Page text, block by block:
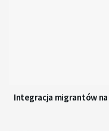
Integracja migrantów